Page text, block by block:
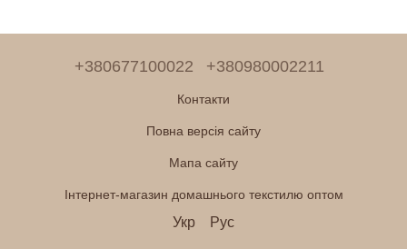
+380677100022 +380980002211
Контакти
Повна версія сайту
Мапа сайту
Інтернет-магазин домашнього текстилю оптом
Укр Рус